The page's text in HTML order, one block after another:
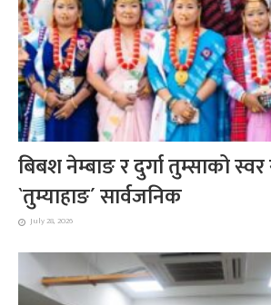
बिबश नेम्बाङ र दुर्गा तुम्साको
`तुम्याहाङ´ सार्वजनिक
July 28, 2026